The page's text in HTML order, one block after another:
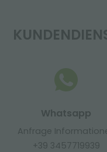
Whatsapp
Anfrage
+39 3457719939